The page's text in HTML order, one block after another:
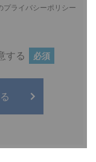
プライバシーポリシー
する 必須